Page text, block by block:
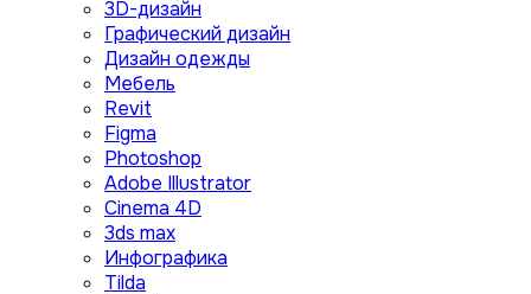
3D-дизайн
Графический дизайн
Дизайн одежды
Мебель
Revit
Figma
Photoshop
Adobe Illustrator
Сinema 4D
3ds max
Инфографика
Tilda